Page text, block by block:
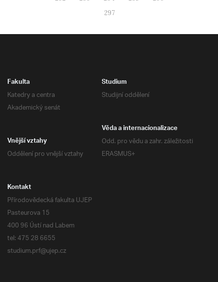
297
Fakulta
Katedry a centra
Akademický senát
Studium
Studijní oddělení
Věda a internacionalizace
Odd. pro vědu a zahr. záležitosti
ERASMUS+
Vnější vztahy
Oddělení pro vnější vztahy
Kontakt
Přírodovědecká fakulta UJEP
Pasteurova 15
400 96 Ústí nad Labem
tel: 475 28 6655
studium.prf@ujep.cz